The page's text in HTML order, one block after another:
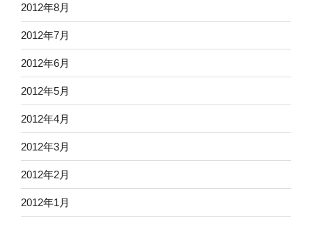
2012年8月
2012年7月
2012年6月
2012年5月
2012年4月
2012年3月
2012年2月
2012年1月